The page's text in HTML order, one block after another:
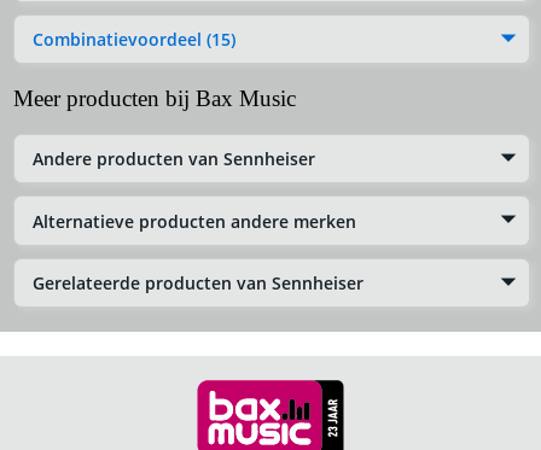
Combinatievoordeel (15)
Meer producten bij Bax Music
Andere producten van Sennheiser
Alternatieve producten andere merken
Gerelateerde producten van Sennheiser